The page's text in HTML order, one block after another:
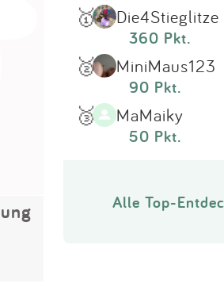
🥇 Die4Stieglitze
360 Pkt.
🥈 MiniMaus123
90 Pkt.
🥉 MaMaiky
50 Pkt.
Alle Top-